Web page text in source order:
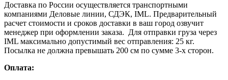
Доставка по России осуществляется транспортными
компаниями Деловые линии, СДЭК, IML. Предварительный
расчет стоимости и сроков доставки в ваш город озвучит
менеджер при оформлении заказа. Для отправки груза через
IML максимально допустимый вес отправления: 25 кг.
Посылка не должна превышать 200 см по сумме 3-х сторон.
Оплата: